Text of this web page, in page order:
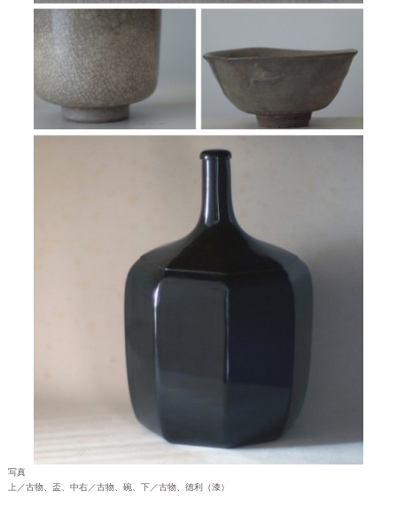
写真
上／古物、盃、中右／古物、碗、下／古物、徳利（漆）